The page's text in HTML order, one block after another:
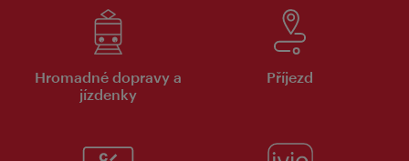
Hromadné dopravy a
jízdenky
Příjezd